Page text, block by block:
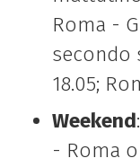
Roma -
secondo
18.05;
Weekend
- Roma